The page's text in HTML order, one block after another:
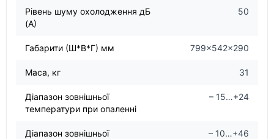
Рівень шуму охолодження дБ
(А)
50
Габарити (Ш*В*Г) мм 799×542×290
Маса, кг 31
Діапазон зовнішньої
температури при опаленні
– 15…+24
Діапазон зовнішньої
– 10…+46